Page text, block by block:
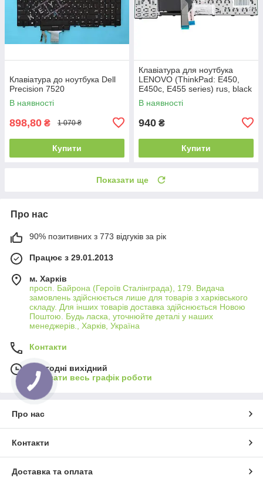
Клавіатура до ноутбука Dell
Precision 7520
В наявності
898,80 ₴ 1 070 ₴
Купити
Клавіатура для ноутбука
LENOVO (ThinkPad: E450,
E450c, E455 series) rus, black
В наявності
940 ₴
Купити
Показати ще
Про нас
90% позитивних з 773 відгуків за рік
Працює з 29.01.2013
м. Харків
просп. Байрона (Героїв Сталінграда), 179. Видача
замовлень здійснюється лише для товарів з харківського
складу. Для інших товарів доставка здійснюється Новою
Поштою. Будь ласка, уточнюйте деталі у наших
менеджерів., Харків, Україна
Контакти
Сьогодні вихідний
Показати весь графік роботи
Про нас
Контакти
Доставка та оплата